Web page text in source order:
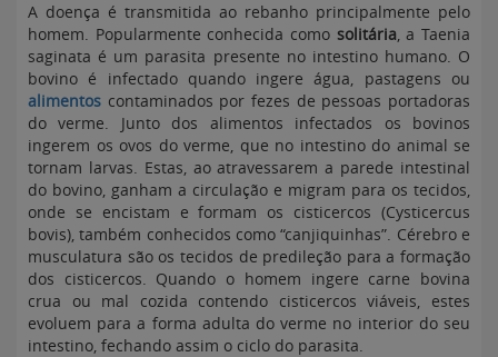
A doença é transmitida ao rebanho principalmente pelo
homem. Popularmente conhecida como solitária, a Taenia
saginata é um parasita presente no intestino humano. O
bovino é infectado quando ingere água, pastagens ou
alimentos contaminados por fezes de pessoas portadoras
do verme. Junto dos alimentos infectados os bovinos
ingerem os ovos do verme, que no intestino do animal se
tornam larvas. Estas, ao atravessarem a parede intestinal
do bovino, ganham a circulação e migram para os tecidos,
onde se encistam e formam os cisticercos (Cysticercus
bovis), também conhecidos como “canjiquinhas”. Cérebro e
musculatura são os tecidos de predileção para a formação
dos cisticercos. Quando o homem ingere carne bovina
crua ou mal cozida contendo cisticercos viáveis, estes
evoluem para a forma adulta do verme no interior do seu
intestino, fechando assim o ciclo do parasita.